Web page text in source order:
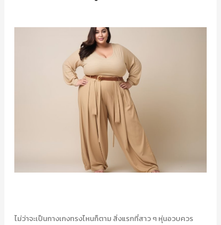
ไม่ว่าจะเป็นกางเกงทรงไหนก็ตาม สิ่งแรกที่สาว ๆ หุ่นอวบควร